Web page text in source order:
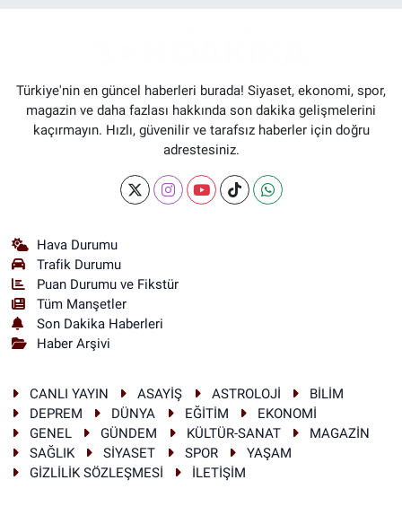
Türkiye'nin en güncel haberleri burada! Siyaset, ekonomi, spor,
magazin ve daha fazlası hakkında son dakika gelişmelerini
kaçırmayın. Hızlı, güvenilir ve tarafsız haberler için doğru
adrestesiniz.
Hava Durumu
Trafik Durumu
Puan Durumu ve Fikstür
Tüm Manşetler
Son Dakika Haberleri
Haber Arşivi
CANLI YAYIN ASAYİŞ ASTROLOJİ
BİLİM
DEPREM
DÜNYA EĞİTİM
EKONOMİ
GENEL
GÜNDEM KÜLTÜR-SANAT
MAGAZİN
SAĞLIK
SİYASET SPOR
YAŞAM
GİZLİLİK SÖZLEŞMESİ
İLETİŞİM